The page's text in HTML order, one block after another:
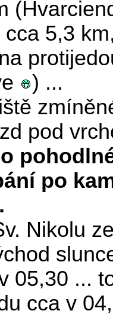
cca 5,3
) ...
pod
po
Nikolu
05,30 ...
cca v